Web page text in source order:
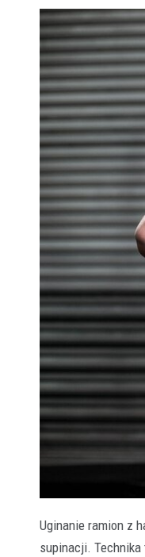
Uginanie ramion z
supinacji.